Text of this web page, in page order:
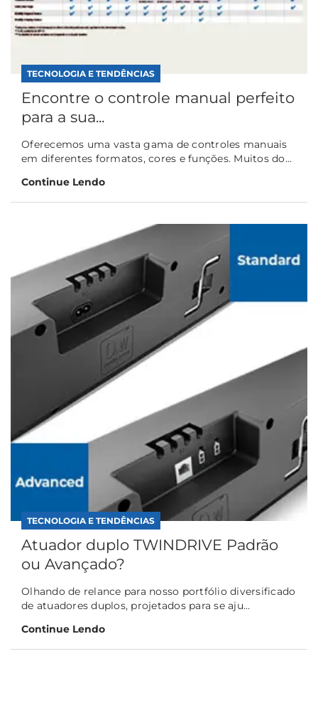
TECNOLOGIA E TENDÊNCIAS
Encontre o controle manual perfeito
para a sua...
Oferecemos uma vasta gama de controles manuais
em diferentes formatos, cores e funções. Muitos do...
Continue Lendo
TECNOLOGIA E TENDÊNCIAS
Atuador duplo TWINDRIVE Padrão
ou Avançado?
Olhando de relance para nosso portfólio diversificado
de atuadores duplos, projetados para se aju...
Continue Lendo